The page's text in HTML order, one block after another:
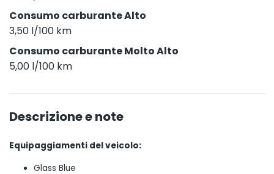
Consumo carburante Alto
3,50 l/100 km
Consumo carburante Molto Alto
5,00 l/100 km
Descrizione e note
Equipaggiamenti del veicolo:
Glass Blue